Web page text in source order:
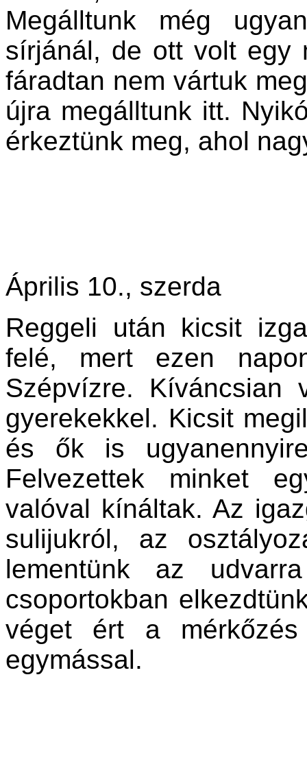
Megálltunk még
sírjánál, de ott volt egy
fáradtan nem vártuk
újra megálltunk itt.
érkeztünk meg, ahol
Április 10., szerda
Reggeli után kicsit
felé, mert ezen
Szépvízre.
gyerekekkel. Kicsit
és ők is
Felvezettek minket
valóval kínáltak. Az
sulijukról, az
lementünk az
csoportokban
véget ért a
egymással.